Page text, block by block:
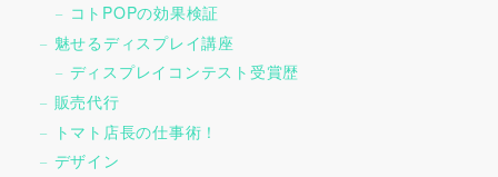
コトPOPの効果検証
魅せるディスプレイ講座
ディスプレイコンテスト受賞歴
販売代行
トマト店長の仕事術！
デザイン